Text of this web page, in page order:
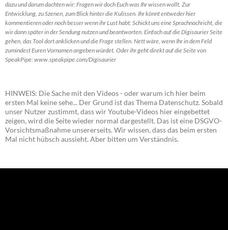
dazu und darum dachten wir: Fragen wir doch Euch was Ihr wissen wollt. Zur
Entwicklung, zu Szenen, zum Blick hinter die Kulissen. Ihr könnt entweder hier
kommentieren oder noch besser wenn ihr Lust habt: Schickt uns eine Sprachnachricht, die
wir dann später in der Sendung nutzen und beantworten. Einfach auf die Digisaurier Seite
gehen, das Tool dort anklicken und die Frage stellen. Nett wäre, wenn Ihr in dem Feld
zumindest Euren Vornamen angeben würdet. Oder ihr geht direkt auf die Seite von
SpeakPipe: www.speakpipe.com/Digisaurier
HINWEIS: Die Sache mit den Videos - oder warum ich hier beim
ersten Mal keine sehe... Der Grund ist das Thema Datenschutz. Sobald
unser Nutzer zustimmt, dass wir Youtube-Videos hier eingebettet
zeigen, wird die Seite wieder normal dargestellt. Das ist eine DSGVO-
Vorsichtsmaßnahme unsererseits. Wir wissen, dass das beim ersten
Mal nicht hübsch aussieht. Aber bitten um Verständnis.